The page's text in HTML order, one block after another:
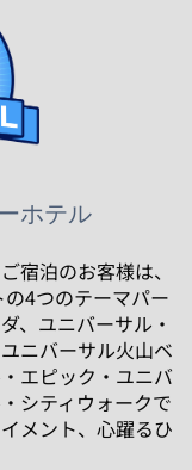
ホテル
宿泊のお客様は、
4つのテーマパー
、ユニバーサル・
ニバーサル火山ベ
エピック・ユニバ
シティウォークで
メント、心躍るひ